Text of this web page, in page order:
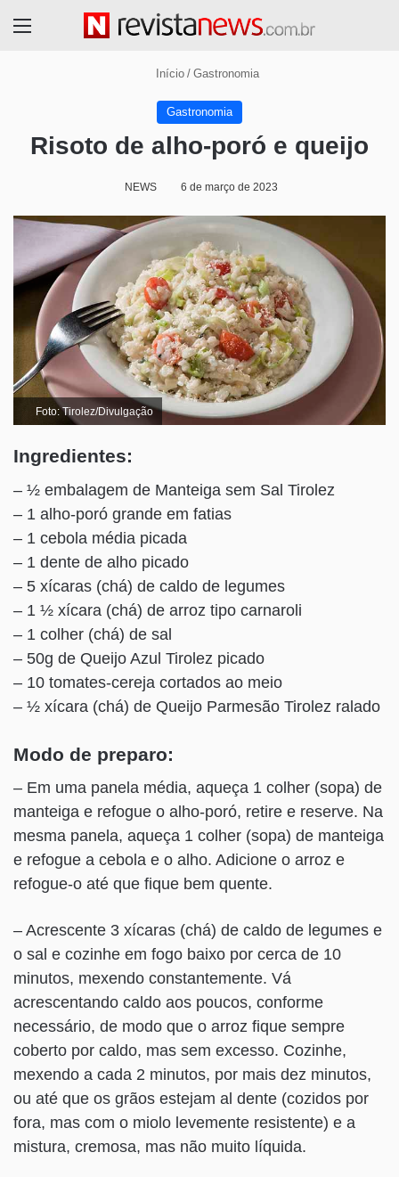
Início / Gastronomia
Gastronomia
Risoto de alho-poró e queijo
NEWS 6 de março de 2023
Foto: Tirolez/Divulgação
Ingredientes:
– ½ embalagem de Manteiga sem Sal Tirolez
– 1 alho-poró grande em fatias
– 1 cebola média picada
– 1 dente de alho picado
– 5 xícaras (chá) de caldo de legumes
– 1 ½ xícara (chá) de arroz tipo carnaroli
– 1 colher (chá) de sal
– 50g de Queijo Azul Tirolez picado
– 10 tomates-cereja cortados ao meio
– ½ xícara (chá) de Queijo Parmesão Tirolez ralado
Modo de preparo:
– Em uma panela média, aqueça 1 colher (sopa) de
manteiga e refogue o alho-poró, retire e reserve. Na
mesma panela, aqueça 1 colher (sopa) de manteiga
e refogue a cebola e o alho. Adicione o arroz e
refogue-o até que fique bem quente.
– Acrescente 3 xícaras (chá) de caldo de legumes e
o sal e cozinhe em fogo baixo por cerca de 10
minutos, mexendo constantemente. Vá
acrescentando caldo aos poucos, conforme
necessário, de modo que o arroz fique sempre
coberto por caldo, mas sem excesso. Cozinhe,
mexendo a cada 2 minutos, por mais dez minutos,
ou até que os grãos estejam al dente (cozidos por
fora, mas com o miolo levemente resistente) e a
mistura, cremosa, mas não muito líquida.